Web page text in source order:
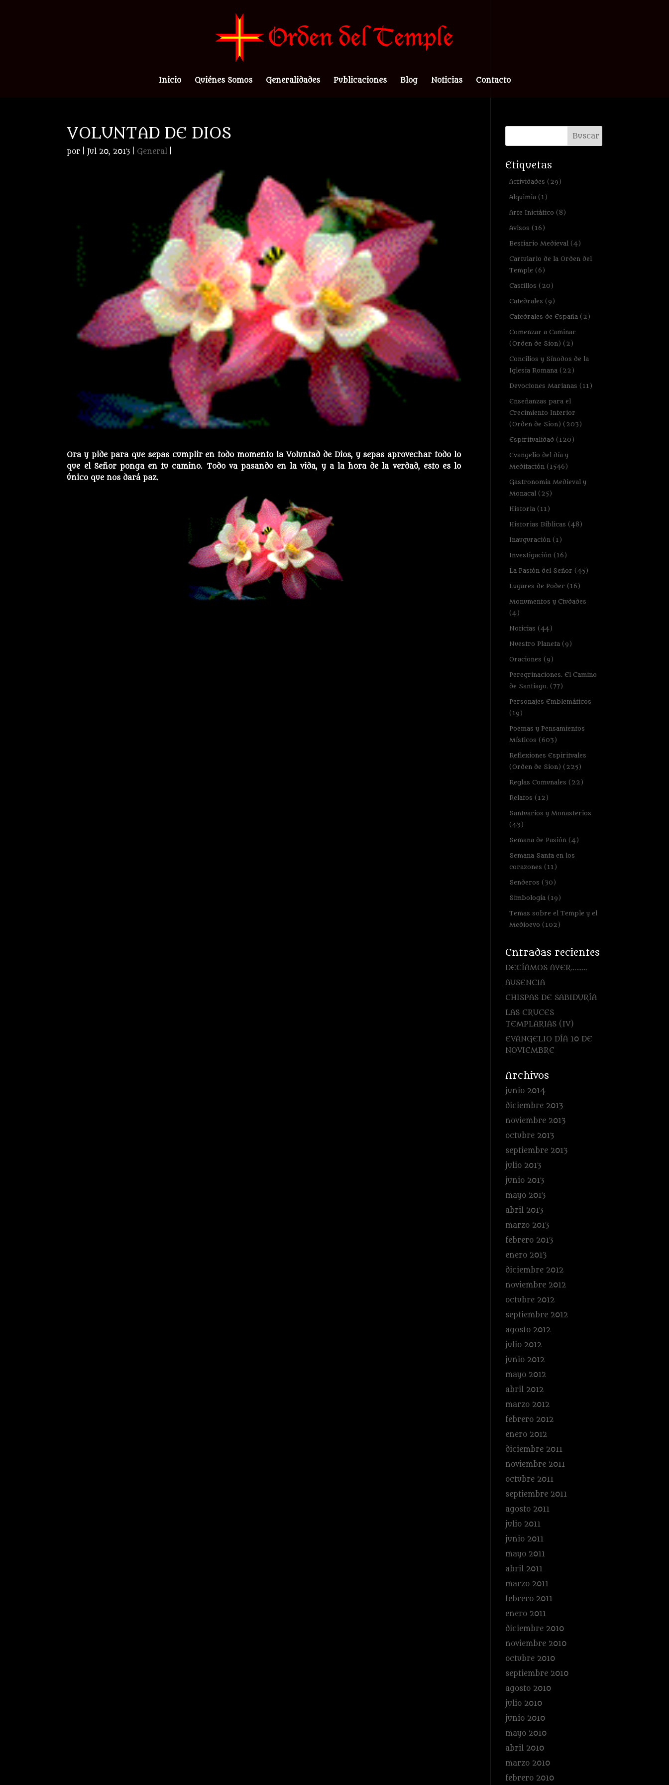
Inicio Quiénes Somos Generalidades Publicaciones Blog Noticias Contacto
VOLUNTAD DE DIOS
por |Jul 20, 2013 General
Ora y pide para que sepas cumplir en todo momento la Voluntad de Dios, y sepas aprovechar todo lo
que el Señor ponga en tu camino. Todo va pasando en la vida, y a la hora de la verdad, esto es lo
único que nos dará paz.
Etiquetas
Actividades (29)
Alquimia (1)
Arte Iniciático (8)
Avisos (16)
Bestiario Medieval (4)
Cartulario de la Orden del
Temple (6)
Castillos (20)
Catedrales (9)
Catedrales de España (2)
Comenzar a Caminar
(Orden de Sion) (2)
Concilios y Sínodos de la
Iglesia Romana (22)
Devociones Marianas (11)
Enseñanzas para el
Crecimiento Interior
(Orden de Sion) (203)
Espiritualidad (120)
Evangelio del día y
Meditación (1546)
Gastronomía Medieval y
Monacal (25)
Historia (11)
Historias Bíblicas (48)
Inauguración (1)
Investigación (16)
La Pasión del Señor (45)
Lugares de Poder (16)
Monumentos y Ciudades
(4)
Noticias (44)
Nuestro Planeta (9)
Oraciones (9)
Peregrinaciones. El Camino
de Santiago. (77)
Personajes Emblemáticos
(19)
Poemas y Pensamientos
Místicos (603)
Reflexiones Espirituales
(Orden de Sion) (225)
Reglas Comunales (22)
Relatos (12)
Santuarios y Monasterios
(43)
Semana de Pasión (4)
Semana Santa en los
corazones (11)
Senderos (30)
Simbología (19)
Temas sobre el Temple y el
Medioevo (102)
Entradas recientes
DECÍAMOS AYER………
AUSENCIA
CHISPAS DE SABIDURÍA
LAS CRUCES
TEMPLARIAS (IV)
EVANGELIO DÍA 10 DE
NOVIEMBRE
Archivos
junio 2014
diciembre 2013
noviembre 2013
octubre 2013
septiembre 2013
julio 2013
junio 2013
mayo 2013
abril 2013
marzo 2013
febrero 2013
enero 2013
diciembre 2012
noviembre 2012
octubre 2012
septiembre 2012
agosto 2012
julio 2012
junio 2012
mayo 2012
abril 2012
marzo 2012
febrero 2012
enero 2012
diciembre 2011
noviembre 2011
octubre 2011
septiembre 2011
agosto 2011
julio 2011
junio 2011
mayo 2011
abril 2011
marzo 2011
febrero 2011
enero 2011
diciembre 2010
noviembre 2010
octubre 2010
septiembre 2010
agosto 2010
julio 2010
junio 2010
mayo 2010
abril 2010
marzo 2010
febrero 2010